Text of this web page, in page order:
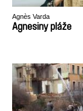
Agnès Varda
Agnesiny pláže